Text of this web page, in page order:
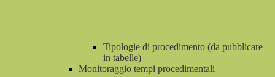
Tipologie di procedimento (da pubblicare
in tabelle)
Monitoraggio tempi procedimentali